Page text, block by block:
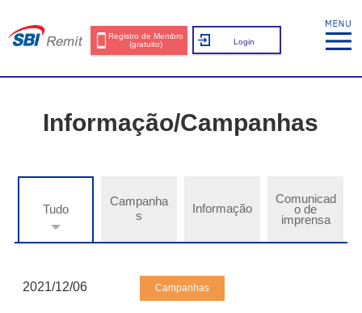
Registro de Membro
(gratuito)
Login
Informação/Campanhas
Tudo
Campanha
s
Informação
Comunicad
o de
imprensa
2021/12/06 Campanhas